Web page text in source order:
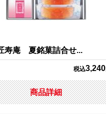
庵 夏銘菓詰合せ...
税込3,240
商品詳細